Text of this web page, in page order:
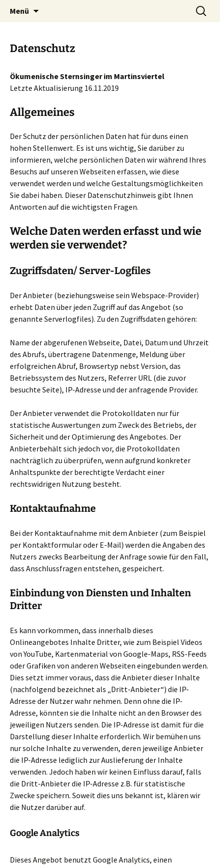
Sternsinger Martinsviertel
Darmstadt
die ökumenische Sternsingeraktion in
Darmstadt
Menü
Suchen
nach:
Datenschutz
Ökumenische Sternsinger im Martinsviertel
Letzte Aktualisierung 16.11.2019
Allgemeines
Der Schutz der persönlichen Daten hat für duns einen
hohen Stellenwert. Es ist uns wichtig, Sie darüber zu
informieren, welche persönlichen Daten wir während Ihres
Besuchs auf unseren Webseiten erfassen, wie diese
verwendet werden und welche Gestaltungsmöglichkeiten
Sie dabei haben. Dieser Datenschutzhinweis gibt Ihnen
Antworten auf die wichtigsten Fragen.
Welche Daten werden erfasst und wie
werden sie verwendet?
Zugriffsdaten/ Server-Logfiles
Der Anbieter (beziehungsweise sein Webspace-Provider)
erhebt Daten über jeden Zugriff auf das Angebot (so
genannte Serverlogfiles). Zu den Zugriffsdaten gehören:
Name der abgerufenen Webseite, Datei, Datum und Uhrzeit
des Abrufs, übertragene Datenmenge, Meldung über
erfolgreichen Abruf, Browsertyp nebst Version, das
Betriebssystem des Nutzers, Referrer URL (die zuvor
besuchte Seite), IP-Adresse und der anfragende Provider.
Der Anbieter verwendet die Protokolldaten nur für
statistische Auswertungen zum Zweck des Betriebs, der
Sicherheit und der Optimierung des Angebotes. Der
Anbieterbehält sich jedoch vor, die Protokolldaten
nachträglich zu überprüfen, wenn aufgrund konkreter
Anhaltspunkte der berechtigte Verdacht einer
rechtswidrigen Nutzung besteht.
Kontaktaufnahme
Bei der Kontaktaufnahme mit dem Anbieter (zum Beispiel
per Kontaktformular oder E-Mail) werden die Angaben des
Nutzers zwecks Bearbeitung der Anfrage sowie für den Fall,
dass Anschlussfragen entstehen, gespeichert.
Einbindung von Diensten und Inhalten
Dritter
Es kann vorkommen, dass innerhalb dieses
Onlineangebotes Inhalte Dritter, wie zum Beispiel Videos
von YouTube, Kartenmaterial von Google-Maps, RSS-Feeds
oder Grafiken von anderen Webseiten eingebunden werden.
Dies setzt immer voraus, dass die Anbieter dieser Inhalte
(nachfolgend bezeichnet als „Dritt-Anbieter“) die IP-
Adresse der Nutzer wahr nehmen. Denn ohne die IP-
Adresse, könnten sie die Inhalte nicht an den Browser des
jeweiligen Nutzers senden. Die IP-Adresse ist damit für die
Darstellung dieser Inhalte erforderlich. Wir bemühen uns
nur solche Inhalte zu verwenden, deren jeweilige Anbieter
die IP-Adresse lediglich zur Auslieferung der Inhalte
verwenden. Jedoch haben wir keinen Einfluss darauf, falls
die Dritt-Anbieter die IP-Adresse z.B. für statistische
Zwecke speichern. Soweit dies uns bekannt ist, klären wir
die Nutzer darüber auf.
Google Analytics
Dieses Angebot benutzt Google Analytics, einen